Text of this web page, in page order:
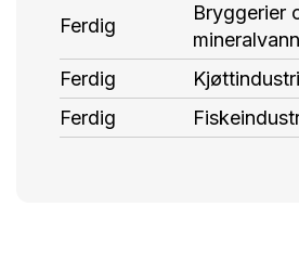
Ferdig
Bryggerier
Ferdig
Ferdig